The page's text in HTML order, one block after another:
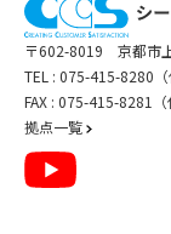
〒602-8019 京都市
TEL : 075-415-8280（
FAX : 075-415-8281（
拠点一覧